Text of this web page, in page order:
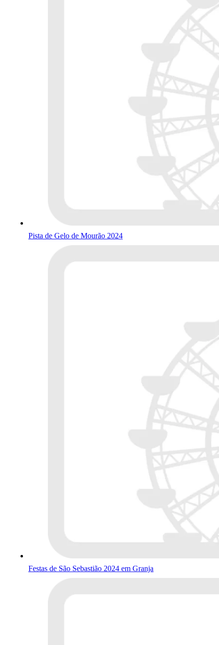
Pista de Gelo de Mourão 2024
Festas de São Sebastião 2024 em Granja